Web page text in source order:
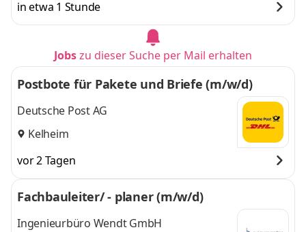
in etwa 1 Stunde
Jobszu dieser Suche per Mail erhalten
Postbote für Pakete und Briefe (m/w/d)
Deutsche Post AG
Kelheim
vor 2 Tagen
Fachbauleiter/ - planer (m/w/d)
Ingenieurbüro Wendt GmbH